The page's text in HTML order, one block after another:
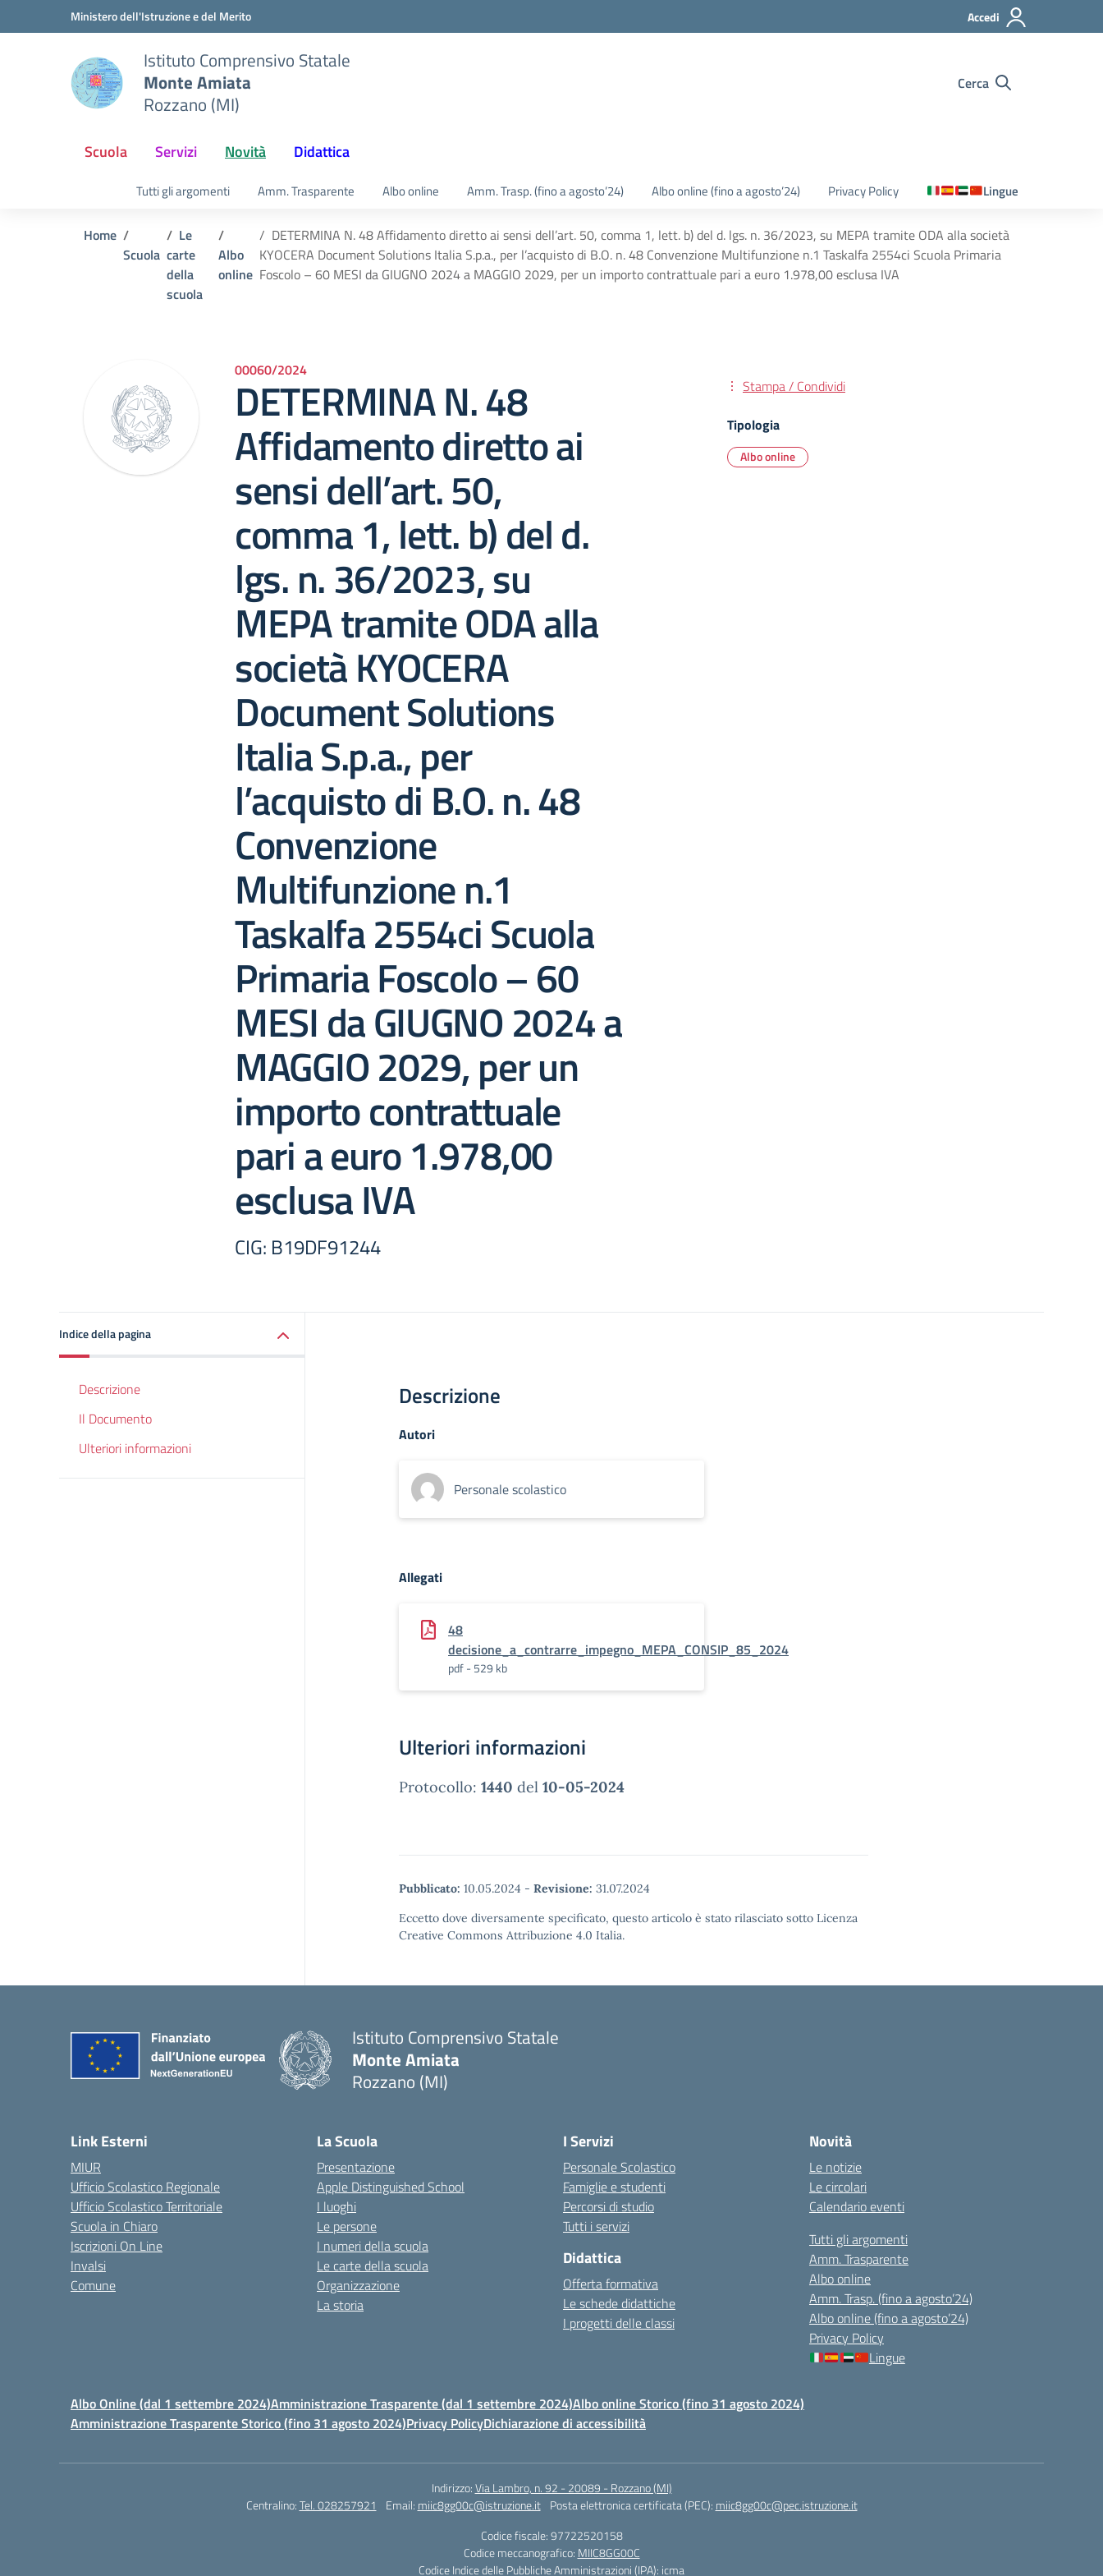
Vai ai contenuti
Vai al menu di navigazioneMinistero dell'Istruzione e del Merito Accedi
Istituto Comprensivo Statale
Monte Amiata
Rozzano (MI)
Cerca
Scuola Servizi Novità Didattica
Tutti gli argomenti Amm. Trasparente Albo online Amm. Trasp. (fino a agosto’24) Albo online (fino a agosto’24) Privacy Policy Lingue
Home
Scuola
Le
carte
della
scuola
Albo
online
DETERMINA N. 48 Affidamento diretto ai sensi dell’art. 50, comma 1, lett. b) del d. lgs. n. 36/2023, su MEPA tramite ODA alla società
KYOCERA Document Solutions Italia S.p.a., per l’acquisto di B.O. n. 48 Convenzione Multifunzione n.1 Taskalfa 2554ci Scuola Primaria
Foscolo – 60 MESI da GIUGNO 2024 a MAGGIO 2029, per un importo contrattuale pari a euro 1.978,00 esclusa IVA
00060/2024
DETERMINA N. 48
Affidamento diretto ai
sensi dell’art. 50,
comma 1, lett. b) del d.
lgs. n. 36/2023, su
MEPA tramite ODA alla
società KYOCERA
Document Solutions
Italia S.p.a., per
l’acquisto di B.O. n. 48
Convenzione
Multifunzione n.1
Taskalfa 2554ci Scuola
Primaria Foscolo – 60
MESI da GIUGNO 2024 a
MAGGIO 2029, per un
importo contrattuale
pari a euro 1.978,00
esclusa IVA
CIG: B19DF91244
Stampa / Condividi
Tipologia
Albo online
Indice della pagina
Descrizione
Il Documento
Ulteriori informazioni
Descrizione
Autori
Personale scolastico
Allegati
48
decisione_a_contrarre_impegno_MEPA_CONSIP_85_2024
pdf - 529 kb
Ulteriori informazioni
Protocollo: 1440 del 10-05-2024
Pubblicato: 10.05.2024 - Revisione: 31.07.2024
Eccetto dove diversamente specificato, questo articolo è stato rilasciato sotto Licenza
Creative Commons Attribuzione 4.0 Italia.
Istituto Comprensivo Statale
Monte Amiata
Rozzano (MI)
Link Esterni
MIUR
Ufficio Scolastico Regionale
Ufficio Scolastico Territoriale
Scuola in Chiaro
Iscrizioni On Line
Invalsi
Comune
La Scuola
Presentazione
Apple Distinguished School
I luoghi
Le persone
I numeri della scuola
Le carte della scuola
Organizzazione
La storia
I Servizi
Personale Scolastico
Famiglie e studenti
Percorsi di studio
Tutti i servizi
Didattica
Offerta formativa
Le schede didattiche
I progetti delle classi
Novità
Le notizie
Le circolari
Calendario eventi
Tutti gli argomenti
Amm. Trasparente
Albo online
Amm. Trasp. (fino a agosto’24)
Albo online (fino a agosto’24)
Privacy Policy
Lingue
Albo Online (dal 1 settembre 2024)Amministrazione Trasparente (dal 1 settembre 2024)Albo online Storico (fino 31 agosto 2024)
Amministrazione Trasparente Storico (fino 31 agosto 2024)Privacy PolicyDichiarazione di accessibilità
Indirizzo:Via Lambro, n. 92 - 20089 - Rozzano (MI)
Centralino:Tel. 028257921 Email: miic8gg00c@istruzione.it Posta elettronica certificata (PEC): miic8gg00c@pec.istruzione.it
Codice fiscale: 97722520158
Codice meccanografico: MIIC8GG00C
Codice Indice delle Pubbliche Amministrazioni (IPA): icma